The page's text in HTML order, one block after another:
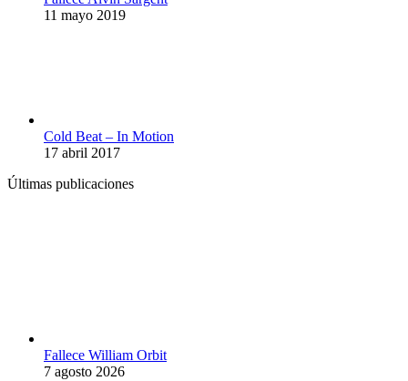
11 mayo 2019
Cold Beat – In Motion
17 abril 2017
Últimas publicaciones
Fallece William Orbit
7 agosto 2026